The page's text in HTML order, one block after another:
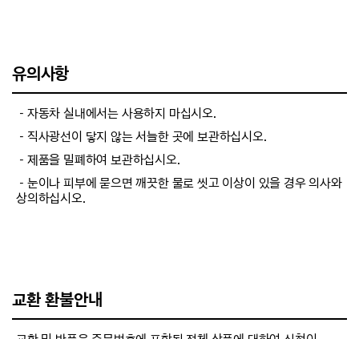
유의사항
－자동차 실내에서는 사용하지 마십시오.
－직사광선이 닿지 않는 서늘한 곳에 보관하십시오.
－제품을 밀폐하여 보관하십시오.
－눈이나 피부에 묻으면 깨끗한 물로 씻고 이상이 있을 경우 의사와
상의하십시오.
교환 환불안내